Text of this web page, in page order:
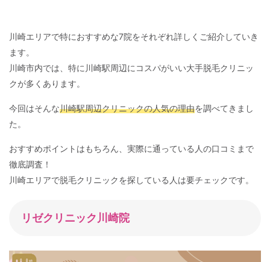
川崎エリアで特におすすめな7院をそれぞれ詳しくご紹介していき
ます。
川崎市内では、特に川崎駅周辺にコスパがいい大手脱毛クリニッ
クが多くあります。
今回はそんな川崎駅周辺クリニックの人気の理由を調べてきまし
た。
おすすめポイントはもちろん、実際に通っている人の口コミまで
徹底調査！
川崎エリアで脱毛クリニックを探している人は要チェックです。
リゼクリニック川崎院